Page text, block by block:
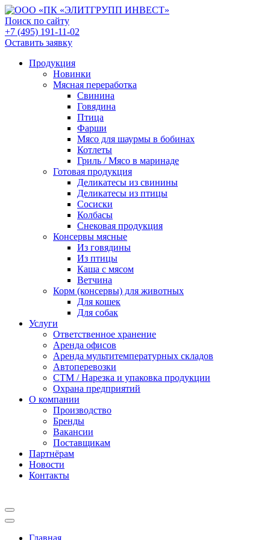
Поиск по сайту
+7 (495) 191-11-02
Оставить заявку
Продукция
Новинки
Мясная переработка
Свинина
Говядина
Птица
Фарши
Мясо для шаурмы в бобинах
Котлеты
Гриль / Мясо в маринаде
Готовая продукция
Деликатесы из свинины
Деликатесы из птицы
Сосиски
Колбасы
Снековая продукция
Консервы мясные
Из говядины
Из птицы
Каша с мясом
Ветчина
Корм (консервы) для животных
Для кошек
Для собак
Услуги
Ответственное хранение
Аренда офисов
Аренда мультитемпературных складов
Автоперевозки
СТМ / Нарезка и упаковка продукции
Охрана предприятий
О компании
Производство
Бренды
Вакансии
Поставщикам
Партнёрам
Новости
Контакты
Главная